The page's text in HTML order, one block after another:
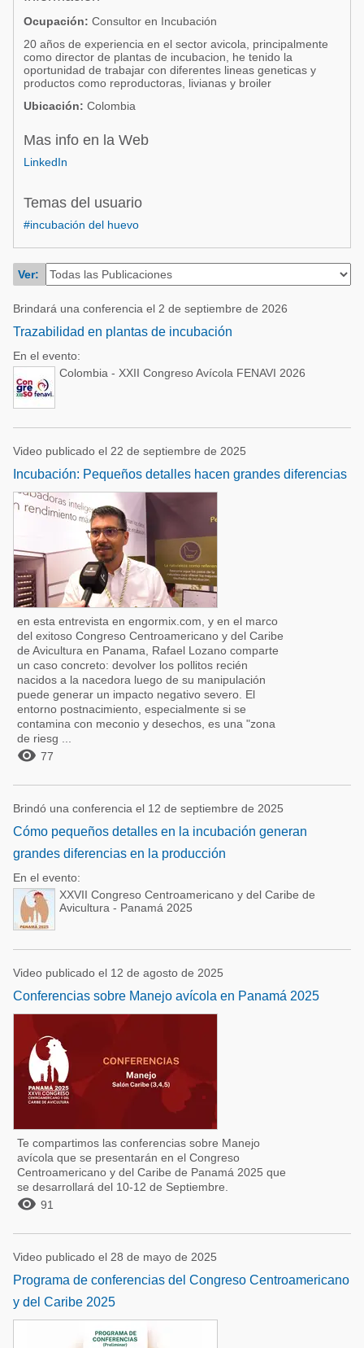
Micotoxinas
Avicultura
Balanceados - Piensos
Comunidades en portugués
Micotoxinas
Avicultura
Porcicultura
Ganadería
Lechería
Ocupación: Consultor en Incubación
20 años de experiencia en el sector avicola, principalmente
como director de plantas de incubacion, he tenido la
oportunidad de trabajar con diferentes lineas geneticas y
productos como reproductoras, livianas y broiler
Ubicación: Colombia
Mas info en la Web
LinkedIn
Temas del usuario
#incubación del huevo
Ver:
Brindará una conferencia el 2 de septiembre de 2026
Trazabilidad en plantas de incubación
En el evento:
Colombia - XXII Congreso Avícola FENAVI 2026
Video publicado el 22 de septiembre de 2025
Incubación: Pequeños detalles hacen grandes diferencias
en esta entrevista en engormix.com, y en el marco
del exitoso Congreso Centroamericano y del Caribe
de Avicultura en Panama, Rafael Lozano comparte
un caso concreto: devolver los pollitos recién
nacidos a la nacedora luego de su manipulación
puede generar un impacto negativo severo. El
entorno postnacimiento, especialmente si se
contamina con meconio y desechos, es una "zona
de riesg ...
 77
Brindó una conferencia el 12 de septiembre de 2025
Cómo pequeños detalles en la incubación generan
grandes diferencias en la producción
En el evento:
XXVII Congreso Centroamericano y del Caribe de
Avicultura - Panamá 2025
Video publicado el 12 de agosto de 2025
Conferencias sobre Manejo avícola en Panamá 2025
Te compartimos las conferencias sobre Manejo
avícola que se presentarán en el Congreso
Centroamericano y del Caribe de Panamá 2025 que
se desarrollará del 10-12 de Septiembre.
 91
Video publicado el 28 de mayo de 2025
Programa de conferencias del Congreso Centroamericano
y del Caribe 2025